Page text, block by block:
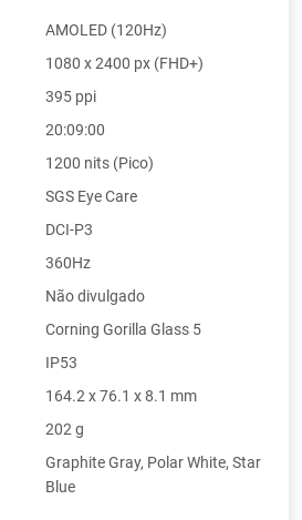
AMOLED (120Hz)
1080 x 2400 px (FHD+)
395 ppi
20:09:00
1200 nits (Pico)
SGS Eye Care
DCI-P3
360Hz
Não divulgado
Corning Gorilla Glass 5
IP53
164.2 x 76.1 x 8.1 mm
202 g
Graphite Gray, Polar White, Star
Blue